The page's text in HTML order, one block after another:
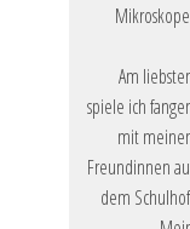
Am
spiele ich
mit
Freundinnen
dem